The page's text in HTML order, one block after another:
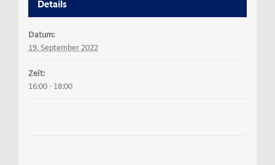
Details
Datum:
19. September 2022
Zeit:
16:00 - 18:00